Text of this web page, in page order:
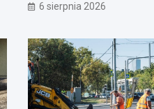
6 sierpnia 2026